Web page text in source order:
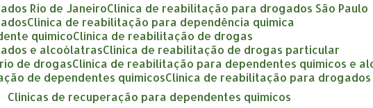
Rio de Janeiro clínica de reabilitação para drogados São Paulo
clínica de reabilitação para dependência química
químico clínica de reabilitação de drogas
e alcoólatras clínica de reabilitação de drogas particular
de drogas clínica de reabilitação para dependentes químicos e
de dependentes químicos clínica de reabilitação para drogados
clínicas de recuperação para dependentes químicos